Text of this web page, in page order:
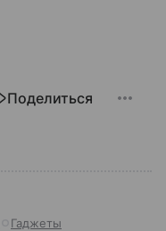
Поделиться
Гаджеты